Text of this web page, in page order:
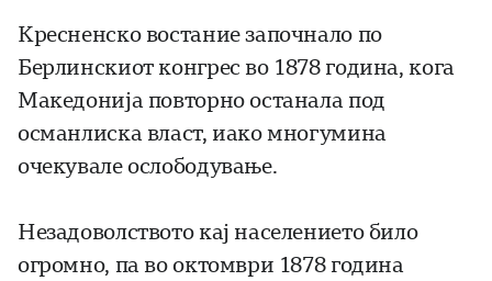
Кресненско востание започнало по
Берлинскиот конгрес во 1878 година, кога
Македонија повторно останала под
османлиска власт, иако многумина
очекувале ослободување.
Незадоволството кај населението било
огромно, па во октомври 1878 година